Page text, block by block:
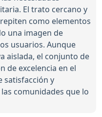
El trato cercano y
como elementos
una imagen de
usuarios. Aunque
aislada, el conjunto de
de excelencia en el
satisfacción y
comunidades que lo